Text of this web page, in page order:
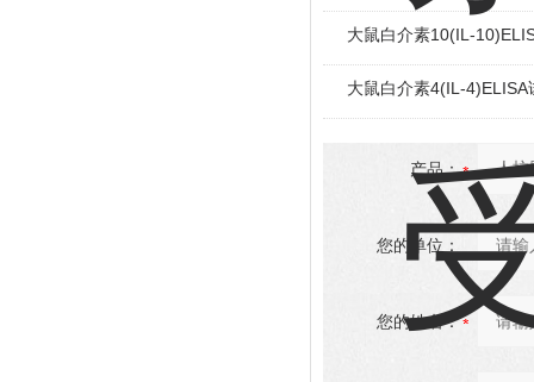
大鼠白介素10(IL-
大鼠白介素4(IL-4)ELISA
产品：
您的单位：
您的姓名：